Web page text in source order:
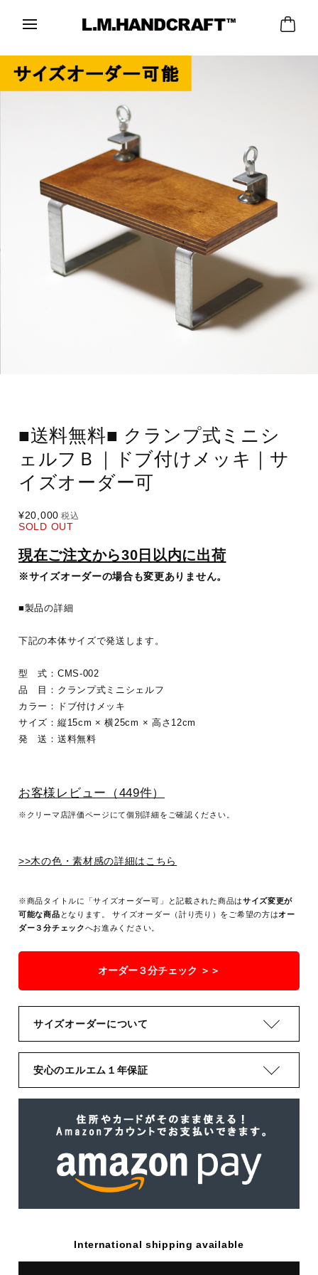
■送料無料■ クランプ式ミニシ
ェルフＢ｜ドブ付けメッキ｜サ
イズオーダー可
¥20,000 税込
SOLD OUT
現在ご注文から30日以内に出荷
※サイズオーダーの場合も変更ありません。
■製品の詳細
下記の本体サイズで発送します。
型 式：CMS-002
品 目：クランプ式ミニシェルフ
カラー：ドブ付けメッキ
サイズ：縦15cm × 横25cm × 高さ12cm
発 送：送料無料
お客様レビュー（449件）
※クリーマ店評価ページにて個別詳細をご確認ください。
>>木の色・素材感の詳細はこちら
※商品タイトルに「サイズオーダー可」と記載された商品はサイズ変更が
可能な商品 となります。 サイズオーダー（計り売り）をご希望の方はオー
ダー３分チェックへお進みください。
オーダー３分チェック ＞＞
サイズオーダーについて
安心のエルエム１年保証
International shipping available